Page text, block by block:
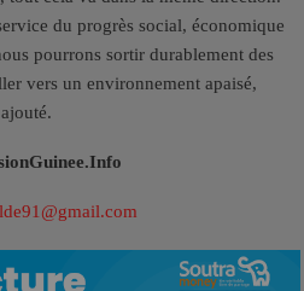
du progrès social, économique
pourrons sortir durablement des
vers un environnement apaisé,